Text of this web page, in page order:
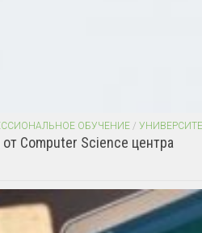
ОБУЧЕНИЕ /
Computer Science центра